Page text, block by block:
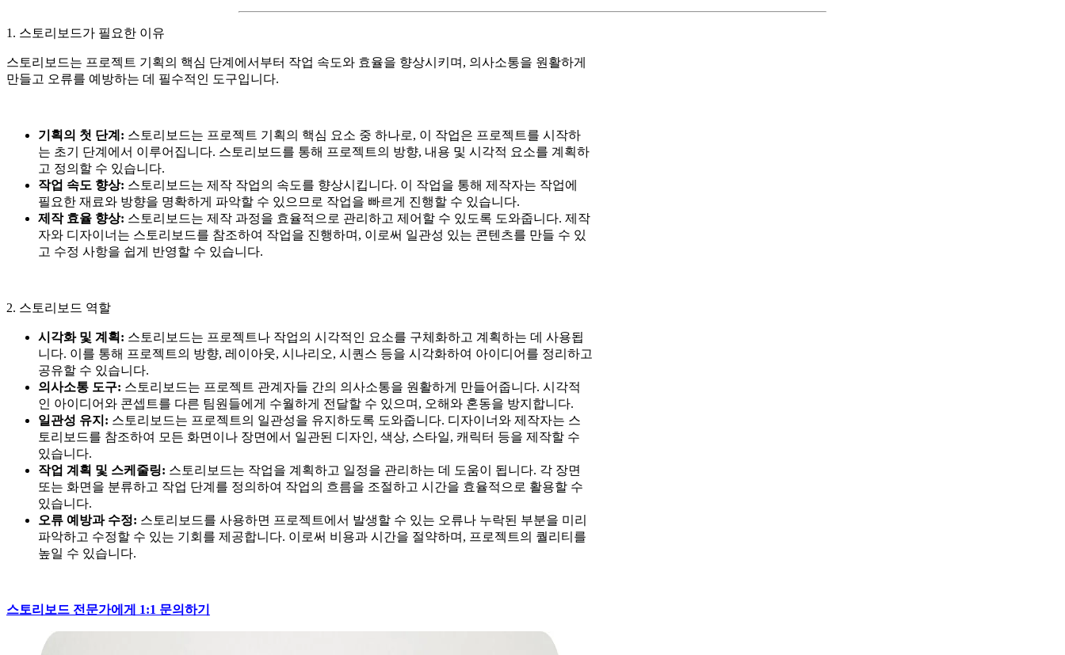
1. 스토리보드가 필요한 이유
스토리보드는 프로젝트 기획의 핵심 단계에서부터 작업 속도와 효율을 향상시키며, 의사소통을 원활하게
만들고 오류를 예방하는 데 필수적인 도구입니다.
기획의 첫 단계: 스토리보드는 프로젝트 기획의 핵심 요소 중 하나로, 이 작업은 프로젝트를 시작하
는 초기 단계에서 이루어집니다. 스토리보드를 통해 프로젝트의 방향, 내용 및 시각적 요소를 계획하
고 정의할 수 있습니다.
작업 속도 향상: 스토리보드는 제작 작업의 속도를 향상시킵니다. 이 작업을 통해 제작자는 작업에
필요한 재료와 방향을 명확하게 파악할 수 있으므로 작업을 빠르게 진행할 수 있습니다.
제작 효율 향상: 스토리보드는 제작 과정을 효율적으로 관리하고 제어할 수 있도록 도와줍니다. 제작
자와 디자이너는 스토리보드를 참조하여 작업을 진행하며, 이로써 일관성 있는 콘텐츠를 만들 수 있
고 수정 사항을 쉽게 반영할 수 있습니다.
2. 스토리보드 역할
시각화 및 계획: 스토리보드는 프로젝트나 작업의 시각적인 요소를 구체화하고 계획하는 데 사용됩
니다. 이를 통해 프로젝트의 방향, 레이아웃, 시나리오, 시퀀스 등을 시각화하여 아이디어를 정리하고
공유할 수 있습니다.
의사소통 도구: 스토리보드는 프로젝트 관계자들 간의 의사소통을 원활하게 만들어줍니다. 시각적
인 아이디어와 콘셉트를 다른 팀원들에게 수월하게 전달할 수 있으며, 오해와 혼동을 방지합니다.
일관성 유지: 스토리보드는 프로젝트의 일관성을 유지하도록 도와줍니다. 디자이너와 제작자는 스
토리보드를 참조하여 모든 화면이나 장면에서 일관된 디자인, 색상, 스타일, 캐릭터 등을 제작할 수
있습니다.
작업 계획 및 스케줄링: 스토리보드는 작업을 계획하고 일정을 관리하는 데 도움이 됩니다. 각 장면
또는 화면을 분류하고 작업 단계를 정의하여 작업의 흐름을 조절하고 시간을 효율적으로 활용할 수
있습니다.
오류 예방과 수정: 스토리보드를 사용하면 프로젝트에서 발생할 수 있는 오류나 누락된 부분을 미리
파악하고 수정할 수 있는 기회를 제공합니다. 이로써 비용과 시간을 절약하며, 프로젝트의 퀄리티를
높일 수 있습니다.
스토리보드 전문가에게 1:1 문의하기